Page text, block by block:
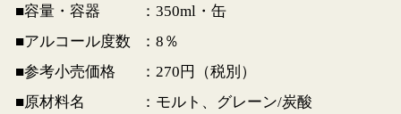
■容量・容器
：350ml・缶
■アルコール度数
：8％
■参考小売価格
：270円（税別）
■原材料名
：モルト、グレーン/炭酸